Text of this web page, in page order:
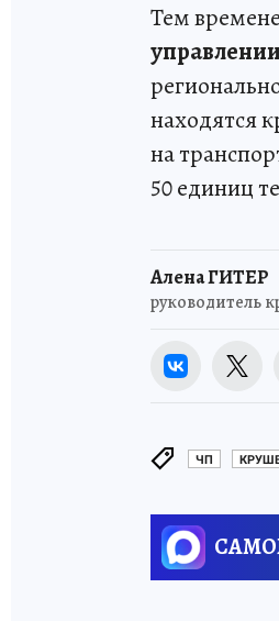
Тем
находятся
на
50 единиц
Алена ГИТЕР
руководитель
ЧП